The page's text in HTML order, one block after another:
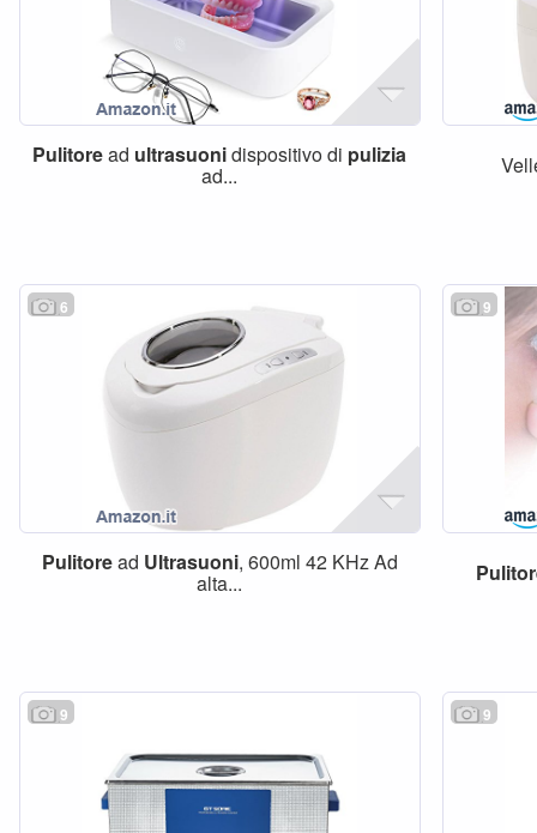
Pulitoread ultrasuonidispositivo di pulizia
ad...
6
Pulitoread Ultrasuoni, 600ml 42 KHz Ad
alta...
9
9 9